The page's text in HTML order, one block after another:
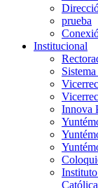
prueba
Institucional
Innova